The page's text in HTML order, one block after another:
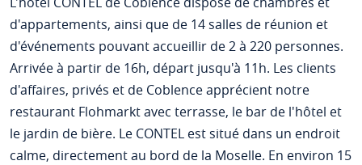
d'appartements, ainsi que de 14 salles de réunion et
d'événements pouvant accueillir de 2 à 220 personnes.
Arrivée à partir de 16h, départ jusqu'à 11h. Les clients
d'affaires, privés et de Coblence apprécient notre
restaurant Flohmarkt avec terrasse, le bar de l'hôtel et
le jardin de bière. Le CONTEL est situé dans un endroit
calme, directement au bord de la Moselle. En environ 15